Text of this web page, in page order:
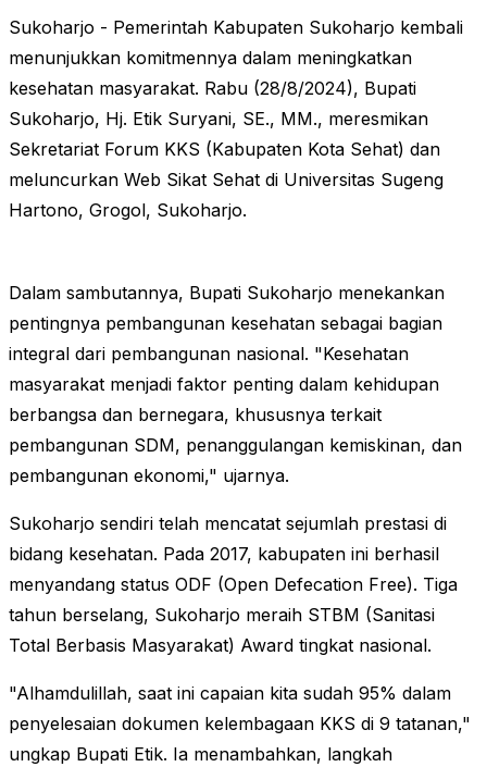
Sukoharjo - Pemerintah Kabupaten Sukoharjo kembali
menunjukkan komitmennya dalam meningkatkan
kesehatan masyarakat. Rabu (28/8/2024), Bupati
Sukoharjo, Hj. Etik Suryani, SE., MM., meresmikan
Sekretariat Forum KKS (Kabupaten Kota Sehat) dan
meluncurkan Web Sikat Sehat di Universitas Sugeng
Hartono, Grogol, Sukoharjo.
Dalam sambutannya, Bupati Sukoharjo menekankan
pentingnya pembangunan kesehatan sebagai bagian
integral dari pembangunan nasional. "Kesehatan
masyarakat menjadi faktor penting dalam kehidupan
berbangsa dan bernegara, khususnya terkait
pembangunan SDM, penanggulangan kemiskinan, dan
pembangunan ekonomi," ujarnya.
Sukoharjo sendiri telah mencatat sejumlah prestasi di
bidang kesehatan. Pada 2017, kabupaten ini berhasil
menyandang status ODF (Open Defecation Free). Tiga
tahun berselang, Sukoharjo meraih STBM (Sanitasi
Total Berbasis Masyarakat) Award tingkat nasional.
"Alhamdulillah, saat ini capaian kita sudah 95% dalam
penyelesaian dokumen kelembagaan KKS di 9 tatanan,"
ungkap Bupati Etik. Ia menambahkan, langkah